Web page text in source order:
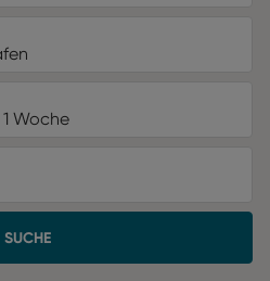
1 Woche
SUCHE